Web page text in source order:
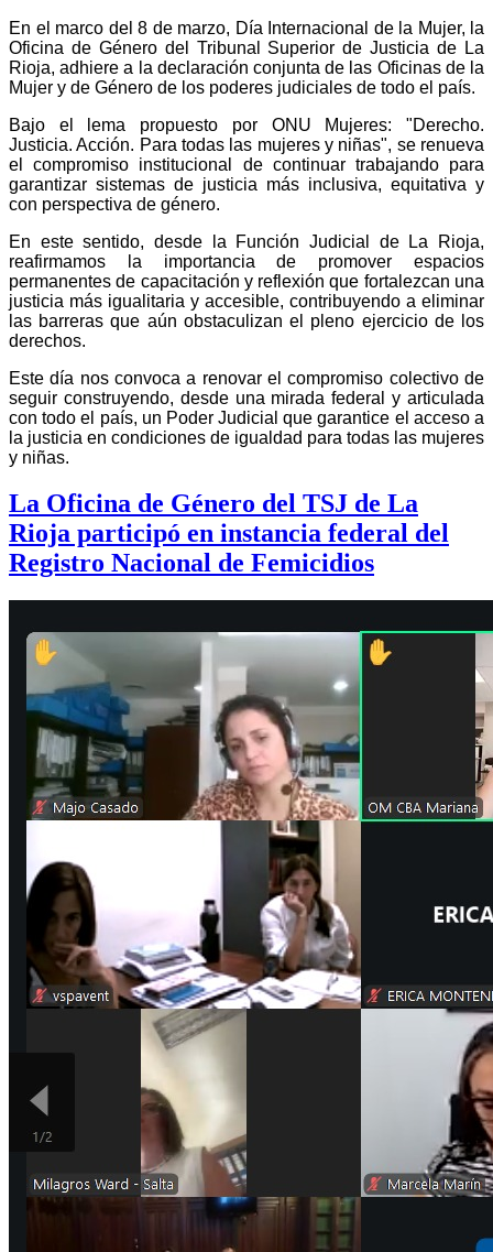
En el marco del 8 de marzo, Día Internacional de la Mujer, la
Oficina de Género del Tribunal Superior de Justicia de La
Rioja, adhiere a la declaración conjunta de las Oficinas de la
Mujer y de Género de los poderes judiciales de todo el país.
Bajo el lema propuesto por ONU Mujeres: "Derecho.
Justicia. Acción. Para todas las mujeres y niñas", se renueva
el compromiso institucional de continuar trabajando para
garantizar sistemas de justicia más inclusiva, equitativa y
con perspectiva de género.
En este sentido, desde la Función Judicial de La Rioja,
reafirmamos la importancia de promover espacios
permanentes de capacitación y reflexión que fortalezcan una
justicia más igualitaria y accesible, contribuyendo a eliminar
las barreras que aún obstaculizan el pleno ejercicio de los
derechos.
Este día nos convoca a renovar el compromiso colectivo de
seguir construyendo, desde una mirada federal y articulada
con todo el país, un Poder Judicial que garantice el acceso a
la justicia en condiciones de igualdad para todas las mujeres
y niñas.
La Oficina de Género del TSJ de La
Rioja participó en instancia federal del
Registro Nacional de Femicidios